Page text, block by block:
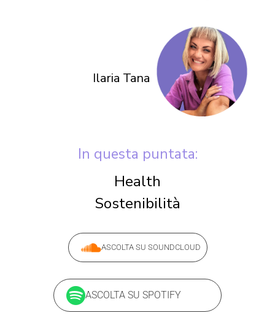
Ilaria Tana
In questa puntata:
Health
Sostenibilità
ASCOLTA SU SOUNDCLOUD
ASCOLTA SU SPOTIFY